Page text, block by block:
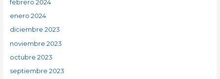
febrero 2024
enero 2024
diciembre 2023
noviembre 2023
octubre 2023
septiembre 2023